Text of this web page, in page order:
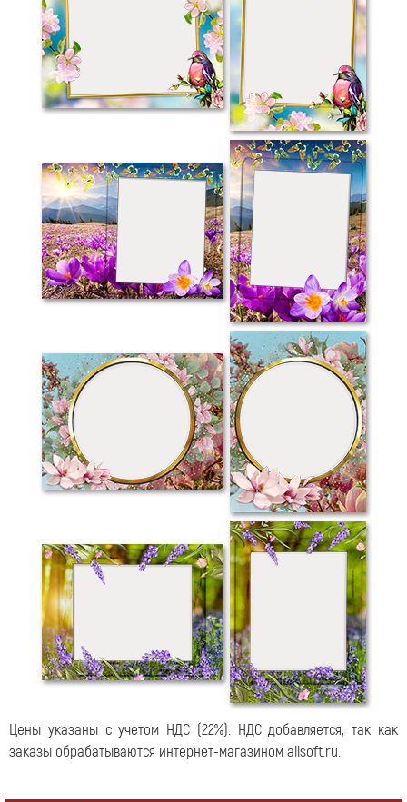
Цены указаны с учетом НДС (22%). НДС добавляется, так как
заказы обрабатываются интернет-магазином allsoft.ru.